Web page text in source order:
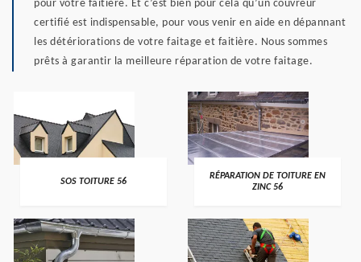
pour votre faitière. Et c’est bien pour cela qu’un couvreur
certifié est indispensable, pour vous venir en aide en dépannant
les détériorations de votre faitage et faitière. Nous sommes
prêts à garantir la meilleure réparation de votre faitage.
>
SOS TOITURE 56 >
RÉPARATION DE TOITURE EN
ZINC 56